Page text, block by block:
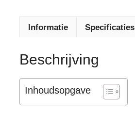
Informatie Specificaties
Beschrijving
Inhoudsopgave